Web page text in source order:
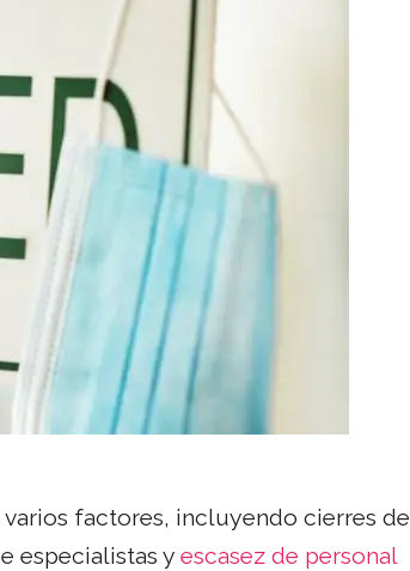
factores, incluyendo cierres de
especialistas y escasez de personal